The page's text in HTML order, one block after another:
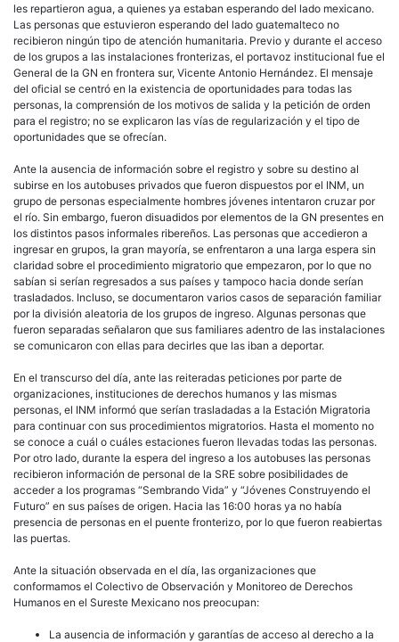
les repartieron agua, a quienes ya estaban esperando del lado mexicano.
Las personas que estuvieron esperando del lado guatemalteco no
recibieron ningún tipo de atención humanitaria. Previo y durante el acceso
de los grupos a las instalaciones fronterizas, el portavoz institucional fue el
General de la GN en frontera sur, Vicente Antonio Hernández. El mensaje
del oficial se centró en la existencia de oportunidades para todas las
personas, la comprensión de los motivos de salida y la petición de orden
para el registro; no se explicaron las vías de regularización y el tipo de
oportunidades que se ofrecían.
Ante la ausencia de información sobre el registro y sobre su destino al
subirse en los autobuses privados que fueron dispuestos por el INM, un
grupo de personas especialmente hombres jóvenes intentaron cruzar por
el río. Sin embargo, fueron disuadidos por elementos de la GN presentes en
los distintos pasos informales ribereños. Las personas que accedieron a
ingresar en grupos, la gran mayoría, se enfrentaron a una larga espera sin
claridad sobre el procedimiento migratorio que empezaron, por lo que no
sabían si serían regresados a sus países y tampoco hacia donde serían
trasladados. Incluso, se documentaron varios casos de separación familiar
por la división aleatoria de los grupos de ingreso. Algunas personas que
fueron separadas señalaron que sus familiares adentro de las instalaciones
se comunicaron con ellas para decirles que las iban a deportar.
En el transcurso del día, ante las reiteradas peticiones por parte de
organizaciones, instituciones de derechos humanos y las mismas
personas, el INM informó que serían trasladadas a la Estación Migratoria
para continuar con sus procedimientos migratorios. Hasta el momento no
se conoce a cuál o cuáles estaciones fueron llevadas todas las personas.
Por otro lado, durante la espera del ingreso a los autobuses las personas
recibieron información de personal de la SRE sobre posibilidades de
acceder a los programas “Sembrando Vida” y “Jóvenes Construyendo el
Futuro” en sus países de origen. Hacia las 16:00 horas ya no había
presencia de personas en el puente fronterizo, por lo que fueron reabiertas
las puertas.
Ante la situación observada en el día, las organizaciones que
conformamos el Colectivo de Observación y Monitoreo de Derechos
Humanos en el Sureste Mexicano nos preocupan:
La ausencia de información y garantías de acceso al derecho a la